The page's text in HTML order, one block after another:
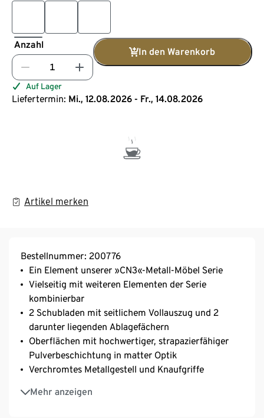
Anzahl
In den Warenkorb
Auf Lager
Liefertermin: Mi., 12.08.2026 - Fr., 14.08.2026
Artikel merken
Bestellnummer: 200776
Ein Element unserer »CN3«-Metall-Möbel Serie
Vielseitig mit weiteren Elementen der Serie
kombinierbar
2 Schubladen mit seitlichem Vollauszug und 2
darunter liegenden Ablagefächern
Oberflächen mit hochwertiger, strapazierfähiger
Pulverbeschichtung in matter Optik
Verchromtes Metallgestell und Knaufgriffe
Mehr anzeigen
Mit verchromten Beinen und höhenverstellbaren
Kunststofffüßen für einen festen Stand auch auf